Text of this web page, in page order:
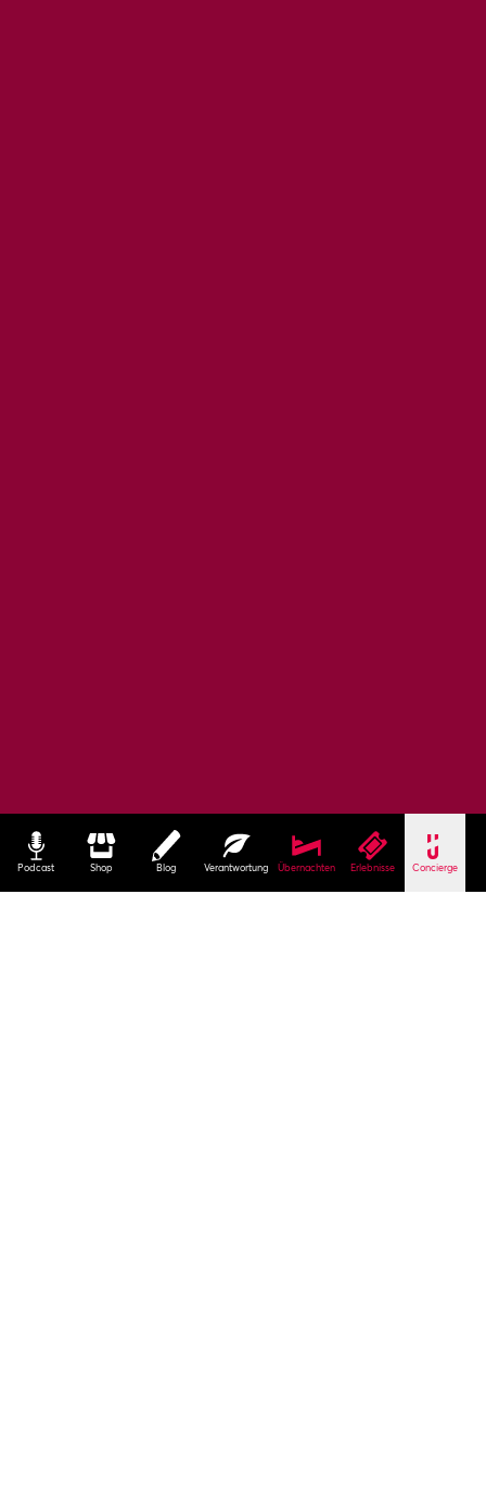
Podcast Shop Blog Verantwortung Übernachten Erlebnisse Concierge